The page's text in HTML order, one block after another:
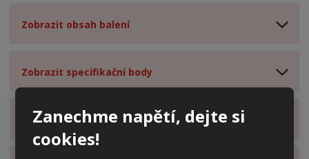
Zanechme napětí, dejte si
cookies!
Zobrazit obsah balení
Zobrazit specifikační body
Zobrazit technické parametry